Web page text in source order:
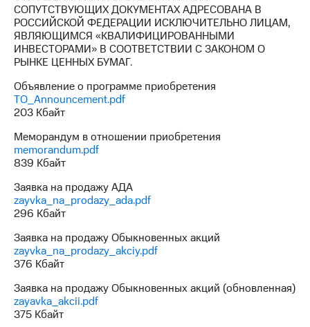
Рынок
облигаций
Описание
Еврооблигации-2023
о
погашении
именных
Другое
Регистратор
Контакты
развитие
этика
На главную
СОПУТСТВУЮЩИХ ДОКУМЕНТАХ АДРЕСОВАНА В
РОССИЙСКОЙ ФЕДЕРАЦИИ ИСКЛЮЧИТЕЛЬНО ЛИЦАМ,
ЯВЛЯЮЩИМСЯ «КВАЛИФИЦИРОВАННЫМИ
ИНВЕСТОРАМИ» В СООТВЕТСТВИИ С ЗАКОНОМ О
РЫНКЕ ЦЕННЫХ БУМАГ.
Объявление о программе приобретения
TO_Announcement.pdf
203 Кбайт
Меморандум в отношении приобретения
memorandum.pdf
839 Кбайт
Заявка на продажу АДА
zayvka_na_prodazy_ada.pdf
296 Кбайт
Заявка на продажу Обыкновенных акций
zayvka_na_prodazy_akciy.pdf
376 Кбайт
Заявка на продажу Обыкновенных акций (обновленная)
zayavka_akcii.pdf
375 Кбайт